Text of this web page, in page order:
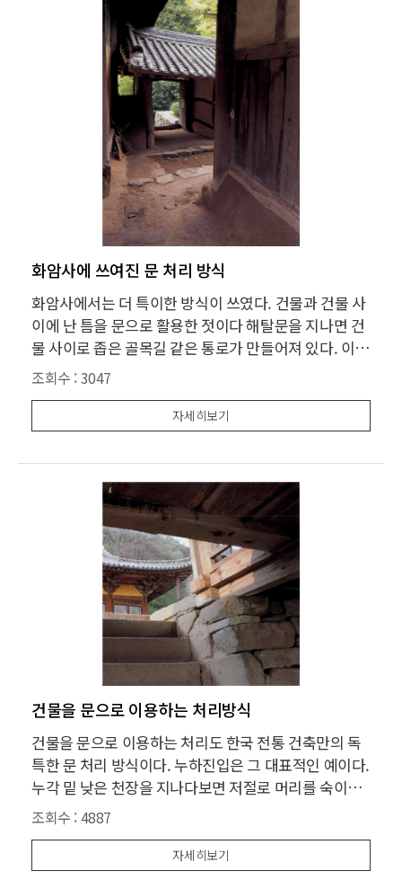
화암사에 쓰여진 문 처리 방식
화암사에서는 더 특이한 방식이 쓰였다. 건물과 건물 사
이에 난 틈을 문으로 활용한 젓이다 해탈문을 지나면 건
물 사이로 좁은 골목길 같은 통로가 만들어져 있다. 이
골목길도 또 하나의 문이다. 골목길 문을 통해 대웅전이
저 멀리 조금 모습을 보인다. 이 누하를 통해 대웅전을
살짝 보는 것과 유사한 방식이다. 명암의 대비를 통한 극
적 효과를 노린 점도 유사하다
조회수 :3047
자세히보기
건물을 문으로 이용하는 처리방식
건물을 문으로 이용하는 처리도 한국 전통 건축만의 독
특한 문 처리 방식이다. 누하진입은 그 대표적인 예이다.
누각 밑 낮은 천장을 지나다보면 저절로 머리를 숙이게
된다. 종교적 목적으로 이것을 의도했는지는 아무도 모
른다. 다만 숨통 같은 구멍으로 빛과 함께 보여지는 대웅
전은 불교적 절정을 민들이 주는 절묘한 건축적 장치임
에 틀림없다.
조회수 :4887
자세히보기